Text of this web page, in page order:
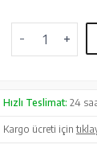
Hızlı Teslimat: 24
Kargo ücreti için